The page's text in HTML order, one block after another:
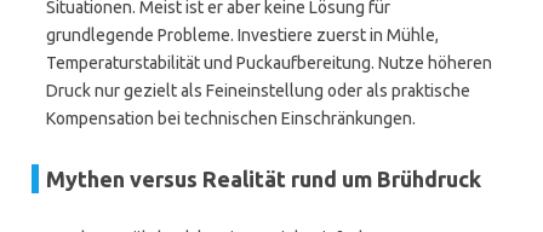
Situationen. Meist ist er aber keine Lösung für
grundlegende Probleme. Investiere zuerst in Mühle,
Temperaturstabilität und Puckaufbereitung. Nutze höheren
Druck nur gezielt als Feineinstellung oder als praktische
Kompensation bei technischen Einschränkungen.
Mythen versus Realität rund um Brühdruck